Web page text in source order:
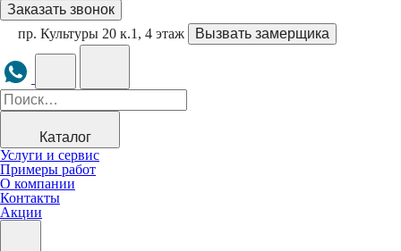
Заказать звонок
пр. Культуры 20 к.1, 4 этаж
Вызвать замерщика
Каталог
Услуги и сервис
Примеры работ
О компании
Контакты
Акции